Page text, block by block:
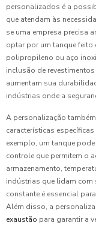
personalizados é a
que atendam às
se uma empresa precisa
optar por um tanque feito
polipropileno ou aço
inclusão de
aumentam sua
indústrias onde a
A personalização
características
exemplo, um tanque
controle que permitem o
armazenamento,
indústrias que lidam com
constante é essencial
Além disso, a
exaustão para garantir a